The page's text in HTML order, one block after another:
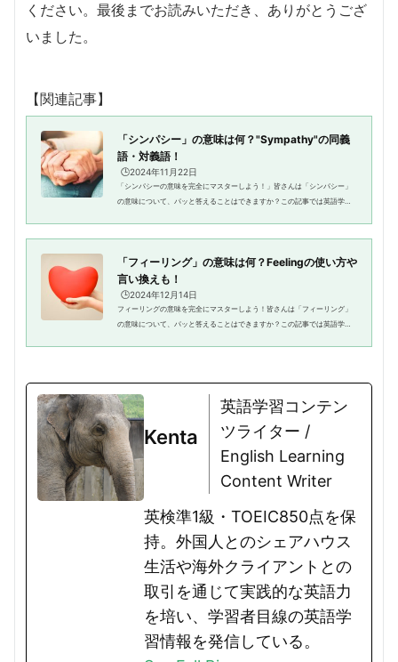
ください。最後までお読みいただき、ありがとうござ
いました。
【関連記事】
「シンパシー」の意味は何？"Sympathy"の同義
語・対義語！
🕒️2024年11月22日
「シンパシーの意味を完全にマスターしよう！」皆さんは「シンパシー」
の意味について、パッと答えることはできますか？この記事では英語学習
「フィーリング」の意味は何？Feelingの使い方や
言い換えも！
🕒️2024年12月14日
フィーリングの意味を完全にマスターしよう！皆さんは「フィーリング」
の意味について、パッと答えることはできますか？この記事では英語学習
Kenta
英語学習コンテン
ツライター /
English Learning
Content Writer
英検準1級・TOEIC850点を保
持。外国人とのシェアハウス
生活や海外クライアントとの
取引を通じて実践的な英語力
を培い、学習者目線の英語学
習情報を発信している。